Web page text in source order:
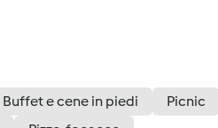
Buffet e cene in piedi Picnic